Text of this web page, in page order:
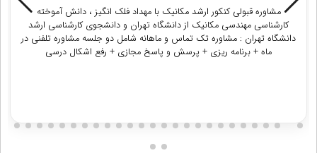
کنکور ارشد مکانیک با مهداد فلک انگیز ، دانش آموخته
مکانیک از دانشگاه تهران و دانشجوی کارشناسی ارشد
: مشاوره تک تماس و ماهانه شامل دو جلسه مشاوره تلفنی در
ریزی + پرسش و پاسخ مجازی + رفع اشکال درسی
مشاوره
التحصیل